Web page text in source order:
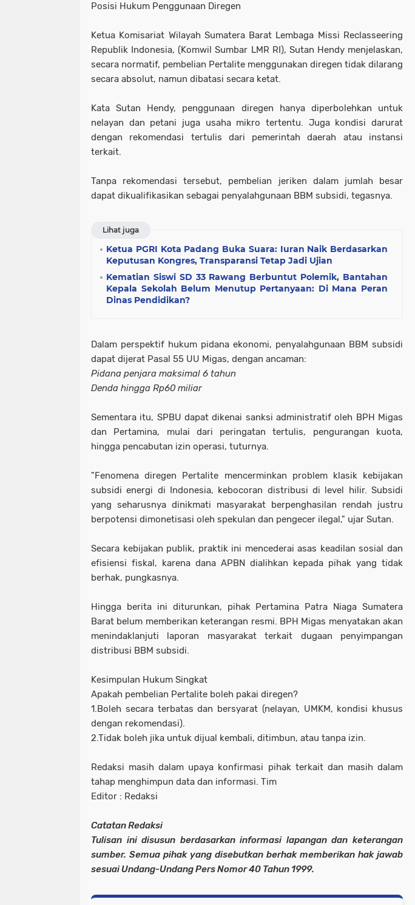
Posisi Hukum Penggunaan Diregen
Ketua Komisariat Wilayah Sumatera Barat Lembaga Missi Reclasseering
Republik Indonesia, (Komwil Sumbar LMR RI), Sutan Hendy menjelaskan,
secara normatif, pembelian Pertalite menggunakan diregen tidak dilarang
secara absolut, namun dibatasi secara ketat.
Kata Sutan Hendy, penggunaan diregen hanya diperbolehkan untuk
nelayan dan petani juga usaha mikro tertentu. Juga kondisi darurat
dengan rekomendasi tertulis dari pemerintah daerah atau instansi
terkait.
Tanpa rekomendasi tersebut, pembelian jeriken dalam jumlah besar
dapat dikualifikasikan sebagai penyalahgunaan BBM subsidi, tegasnya.
Lihat juga
Ketua PGRI Kota Padang Buka Suara: Iuran Naik Berdasarkan
Keputusan Kongres, Transparansi Tetap Jadi Ujian
Kematian Siswi SD 33 Rawang Berbuntut Polemik, Bantahan
Kepala Sekolah Belum Menutup Pertanyaan: Di Mana Peran
Dinas Pendidikan?
Dalam perspektif hukum pidana ekonomi, penyalahgunaan BBM subsidi
dapat dijerat Pasal 55 UU Migas, dengan ancaman:
Pidana penjara maksimal 6 tahun
Denda hingga Rp60 miliar
Sementara itu, SPBU dapat dikenai sanksi administratif oleh BPH Migas
dan Pertamina, mulai dari peringatan tertulis, pengurangan kuota,
hingga pencabutan izin operasi, tuturnya.
"Fenomena diregen Pertalite mencerminkan problem klasik kebijakan
subsidi energi di Indonesia, kebocoran distribusi di level hilir. Subsidi
yang seharusnya dinikmati masyarakat berpenghasilan rendah justru
berpotensi dimonetisasi oleh spekulan dan pengecer ilegal," ujar Sutan.
Secara kebijakan publik, praktik ini mencederai asas keadilan sosial dan
efisiensi fiskal, karena dana APBN dialihkan kepada pihak yang tidak
berhak, pungkasnya.
Hingga berita ini diturunkan, pihak Pertamina Patra Niaga Sumatera
Barat belum memberikan keterangan resmi. BPH Migas menyatakan akan
menindaklanjuti laporan masyarakat terkait dugaan penyimpangan
distribusi BBM subsidi.
Kesimpulan Hukum Singkat
Apakah pembelian Pertalite boleh pakai diregen?
1.Boleh secara terbatas dan bersyarat (nelayan, UMKM, kondisi khusus
dengan rekomendasi).
2.Tidak boleh jika untuk dijual kembali, ditimbun, atau tanpa izin.
Redaksi masih dalam upaya konfirmasi pihak terkait dan masih dalam
tahap menghimpun data dan informasi. Tim
Editor : Redaksi
Catatan Redaksi
Tulisan ini disusun berdasarkan informasi lapangan dan keterangan
sumber. Semua pihak yang disebutkan berhak memberikan hak jawab
sesuai Undang-Undang Pers Nomor 40 Tahun 1999.